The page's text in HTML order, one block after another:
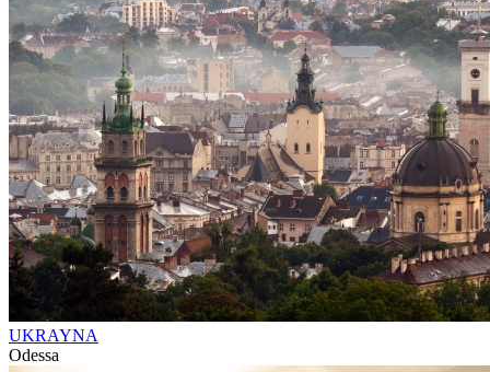
UKRAYNA
Odessa